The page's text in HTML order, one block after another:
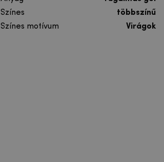
Színes
többszínű
Színes motívum
Virágok